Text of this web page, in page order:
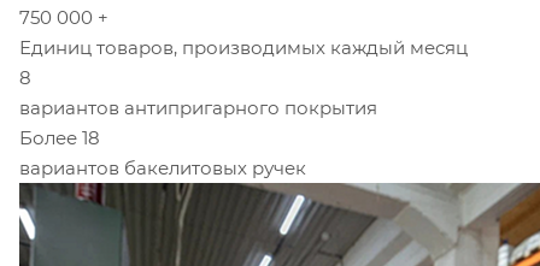
750 000 +
Единиц товаров, производимых каждый месяц
8
вариантов антипригарного покрытия
Более 18
вариантов бакелитовых ручек